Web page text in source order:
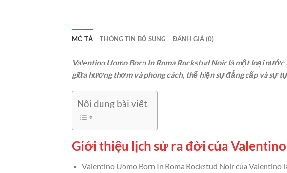
MÔ TẢ THÔNG TIN BỔ SUNG ĐÁNH GIÁ (0)
Valentino Uomo Born In Roma Rockstud Noir là một loại
giữa hương thơm và phong cách, thể hiện sự đẳng cấp và sự
Nội dung bài viết
Giới thiệu lịch sử ra đời của
Valentino Uomo Born In Roma Rockstud Noir của